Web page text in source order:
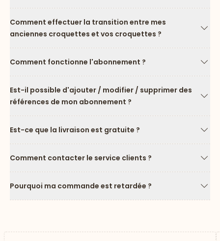
Comment effectuer la transition entre mes
anciennes croquettes et vos croquettes ?
Comment fonctionne l'abonnement ?
Est-il possible d'ajouter / modifier / supprimer des
références de mon abonnement ?
Est-ce que la livraison est gratuite ?
Comment contacter le service clients ?
Pourquoi ma commande est retardée ?